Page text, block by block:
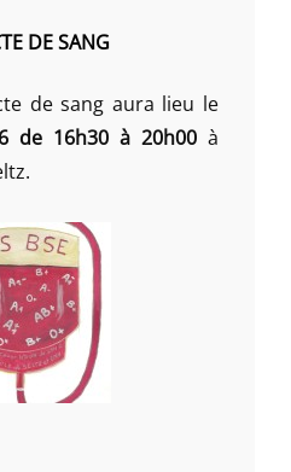
DE SANG
de sang aura lieu le
de 16h30 à 20h00 à